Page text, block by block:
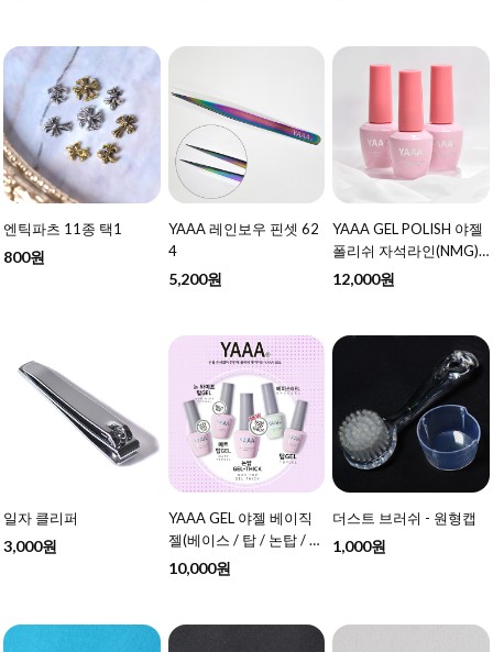
엔틱파츠 11종 택1
800원
YAAA 레인보우 핀셋 62
4
5,200원
YAAA GEL POLISH 야젤
폴리쉬 자석라인(NMG)
10ml 57종 택1 - 여름 신
12,000원
일자 클리퍼
3,000원
YAAA GEL 야젤 베이직
젤(베이스 / 탑 / 논탑 / 매
트탑 / 논탑THICK ) 10ml
10,000원
더스트 브러쉬 - 원형캡
1,000원